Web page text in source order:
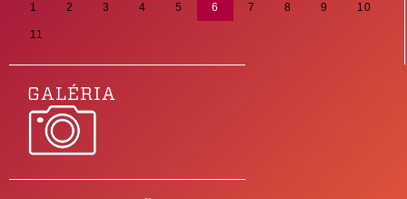
1 2 3 4 5 6 7 8 9 10
11
GALÉRIA